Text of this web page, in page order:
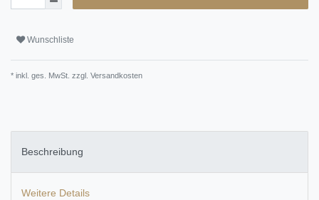
Wunschliste
* inkl. ges. MwSt. zzgl. Versandkosten
Beschreibung
Weitere Details